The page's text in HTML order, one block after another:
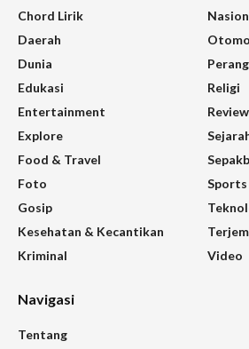
Chord Lirik
Daerah
Dunia
Edukasi
Entertainment
Explore
Food & Travel
Foto
Gosip
Kesehatan & Kecantikan
Kriminal
Religi
Review
Sports
Video
Navigasi
Tentang